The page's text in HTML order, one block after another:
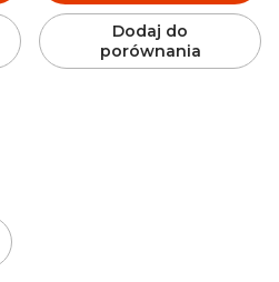
Dodaj do
porównania